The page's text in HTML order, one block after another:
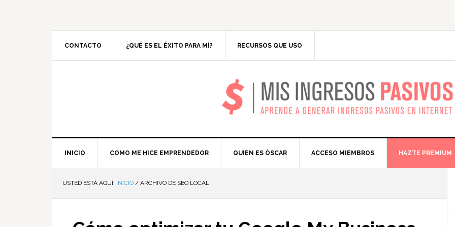
CONTACTO ¿QUÉ ES EL ÉXITO PARA MÍ? RECURSOS QUE USO
MIS INGRESOS
INICIO COMO ME HICE EMPRENDEDOR QUIEN ES ÓSCAR ACCESO MIEMBROS HAZTE PREMIUM
USTED ESTÁ AQUÍ: INICIO / ARCHIVO DE SEO LOCAL